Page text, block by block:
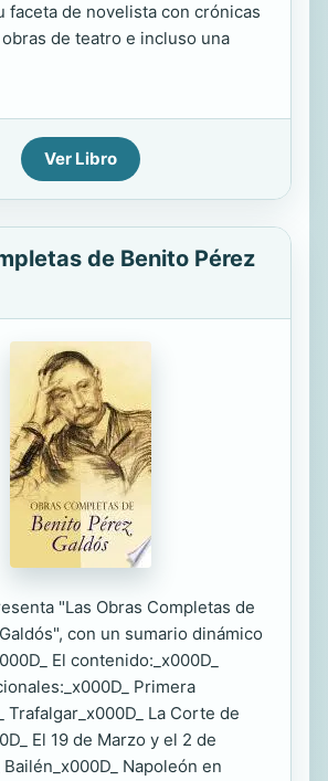
faceta de novelista con crónicas
de teatro e incluso una
Ver Libro
de Benito Pérez
"Las Obras Completas de
con un sumario dinámico
El contenido:_x000D_
Primera
Trafalgar_x000D_ La Corte de
El 19 de Marzo y el 2 de
Bailén_x000D_ Napoleón en